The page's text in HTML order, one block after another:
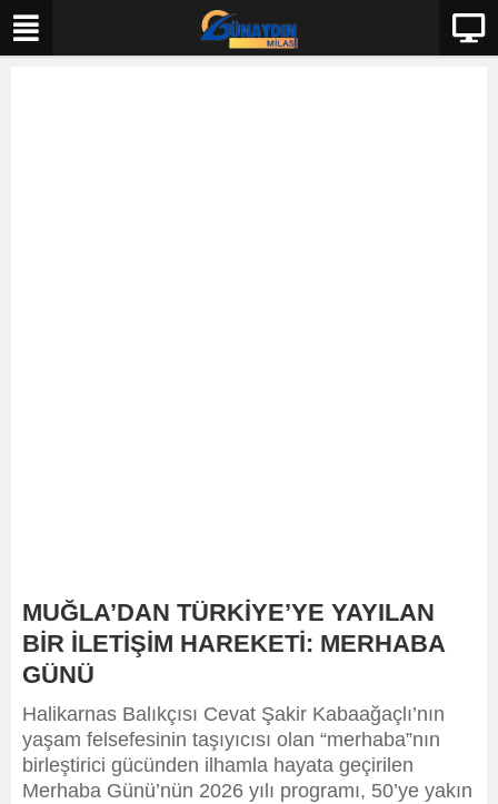
MUĞLA’DAN TÜRKİYE’YE YAYILAN
BİR İLETİŞİM HAREKETİ: MERHABA
GÜNÜ
Halikarnas Balıkçısı Cevat Şakir Kabaağaçlı’nın
yaşam felsefesinin taşıyıcısı olan “merhaba”nın
birleştirici gücünden ilhamla hayata geçirilen
Merhaba Günü’nün 2026 yılı programı, 50’ye yakın